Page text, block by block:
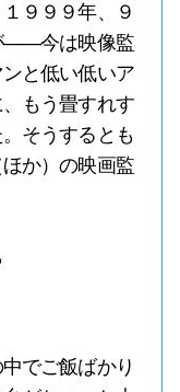
９９９年、９
――今は映像監
と低い低いア
もう畳すれす
そうするとも
か）の映画監
でご飯ばかり